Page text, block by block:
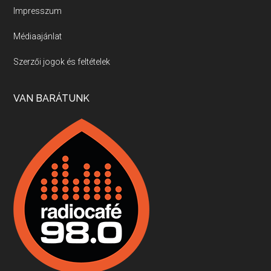
Villány, kékfrankos, Jackfall
Apr 17, 2026 • 00:35:38
Boston, teadélután, bab és homár
Apr 9, 2026 • 00:37:17
Fermentáljunk, a testünk meghálálja!
Apr 3, 2026 • 00:36:07
Impresszum
Médiaajánlat
Szerzői jogok és feltételek
VAN BARÁTUNK